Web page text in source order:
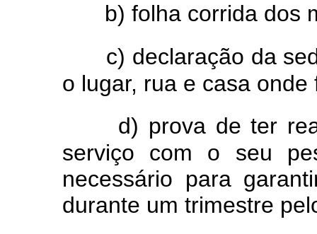
b) folha corrida dos
c) declaração da
o lugar, rua e casa
d) prova de ter
serviço com o seu
necessário para
durante um trimestre